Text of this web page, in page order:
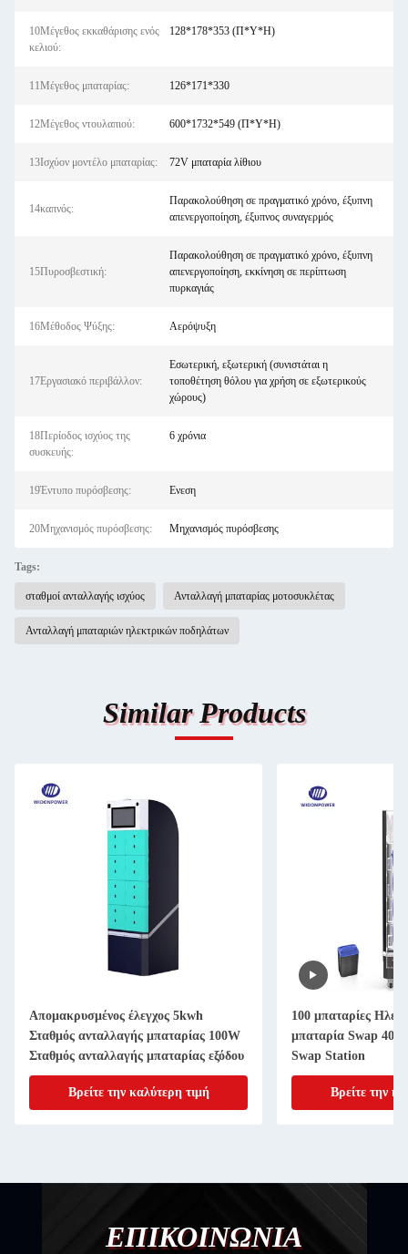
10Μέγεθος εκκαθάρισης ενός
κελιού:
128*178*353 (Π*Υ*Η)
11Μέγεθος μπαταρίας: 126*171*330
12Μέγεθος ντουλαπιού: 600*1732*549 (Π*Υ*Η)
13Ισχύον μοντέλο μπαταρίας: 72V μπαταρία λίθιου
14καπνός:
Παρακολούθηση σε πραγματικό χρόνο, έξυπνη
απενεργοποίηση, έξυπνος συναγερμός
15Πυροσβεστική:
Παρακολούθηση σε πραγματικό χρόνο, έξυπνη
απενεργοποίηση, εκκίνηση σε περίπτωση
πυρκαγιάς
16Μέθοδος Ψύξης: Αερόψυξη
17Εργασιακό περιβάλλον:
Εσωτερική, εξωτερική (συνιστάται η
τοποθέτηση θόλου για χρήση σε εξωτερικούς
χώρους)
18Περίοδος ισχύος της
συσκευής:
6 χρόνια
19Έντυπο πυρόσβεσης: Ενεση
20Μηχανισμός πυρόσβεσης: Μηχανισμός πυρόσβεσης
Tags:
σταθμοί ανταλλαγής ισχύος Ανταλλαγή μπαταρίας μοτοσυκλέτας
Ανταλλαγή μπαταριών ηλεκτρικών ποδηλάτων
Similar Products
Απομακρυσμένος έλεγχος 5kwh
Σταθμός ανταλλαγής μπαταρίας 100W
Σταθμός ανταλλαγής μπαταρίας εξόδου
Βρείτε την καλύτερη τιμή
100 μπαταρίες
μπαταρία Swap
Swap Station
Βρείτε την
ΕΠΙΚΟΙΝΩΝΙΑ